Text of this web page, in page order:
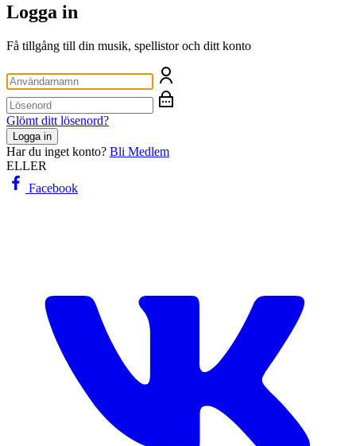
Logga in
Få tillgång till din musik, spellistor och ditt konto
Glömt ditt lösenord?
Logga in
Har du inget konto? Bli Medlem
ELLER
Facebook